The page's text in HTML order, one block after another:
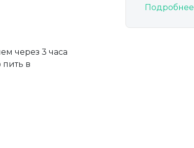
через 3 часа
в
Подробнее